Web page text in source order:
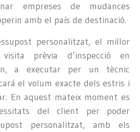
empreses de mudances
amb el país de destinació.
personalitzat, el millor
prèvia d’inspecció en
a executar per un tècnic
el volum exacte dels estris i
En aquest mateix moment es
del client per poder
personalitzat, amb els